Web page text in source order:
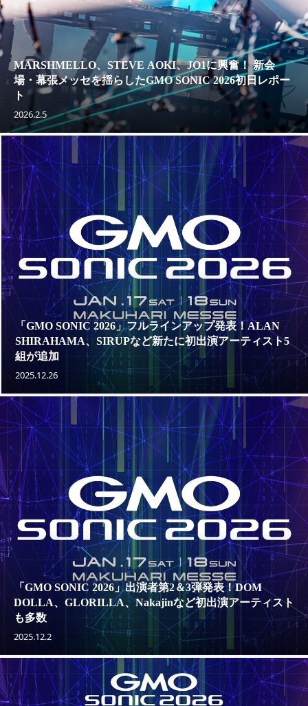
MARSHMELLO、STEVE AOKI、JO1に興奮！ 新会
場・幕張メッセを揺らしたGMO SONIC 2026初日レポー
ト
2026.2.5
「GMO SONIC 2026」フルラインアップ発表！ALAN
SHIRAHAMA、SIRUPなど新たに初出演アーティスト5
組が追加
2025.12.26
「GMO SONIC 2026」出演者第2＆3弾発表！DOM
DOLLA、GLORILLA、Nakajinなど初出演アーティスト
も多数
2025.12.2